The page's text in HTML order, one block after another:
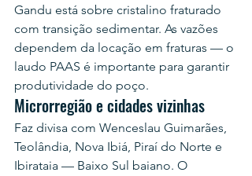
Gandu está sobre cristalino fraturado
com transição sedimentar. As vazões
dependem da locação em fraturas — o
laudo PAAS é importante para garantir
produtividade do poço.
Microrregião e cidades vizinhas
Faz divisa com Wenceslau Guimarães,
Teolândia, Nova Ibiá, Piraí do Norte e
Ibirataia — Baixo Sul baiano. O